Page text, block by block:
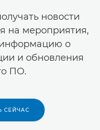
новости
на мероприятия,
информацию о
и обновления
ПО.
СЕЙЧАС